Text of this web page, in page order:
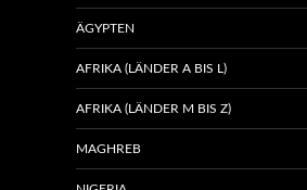
ÄGYPTEN
AFRIKA (LÄNDER A BIS L)
AFRIKA (LÄNDER M BIS Z)
MAGHREB